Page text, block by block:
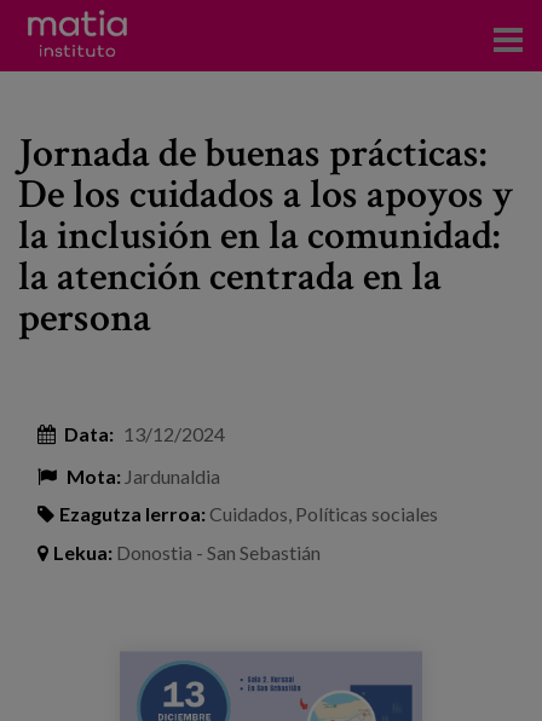
Ikerkuntza
Argitalpenak
Foroetan parte hartzea
Kontsultoretza
Bloga
Prentsa
Jornada de buenas prácticas:
De los cuidados a los apoyos y
la inclusión en la comunidad:
la atención centrada en la
persona
Data: 13/12/2024
Mota: Jardunaldia
Ezagutza lerroa:Cuidados, Políticas sociales
Lekua: Donostia - San Sebastián
programa_jornadas_bbpp_cuidados.jpg